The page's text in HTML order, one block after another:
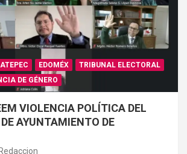
EDOMÉX
TRIBUNAL ELECTORAL
DE GÉNERO
VIOLENCIA POLÍTICA DEL
AYUNTAMIENTO DE
Redaccion